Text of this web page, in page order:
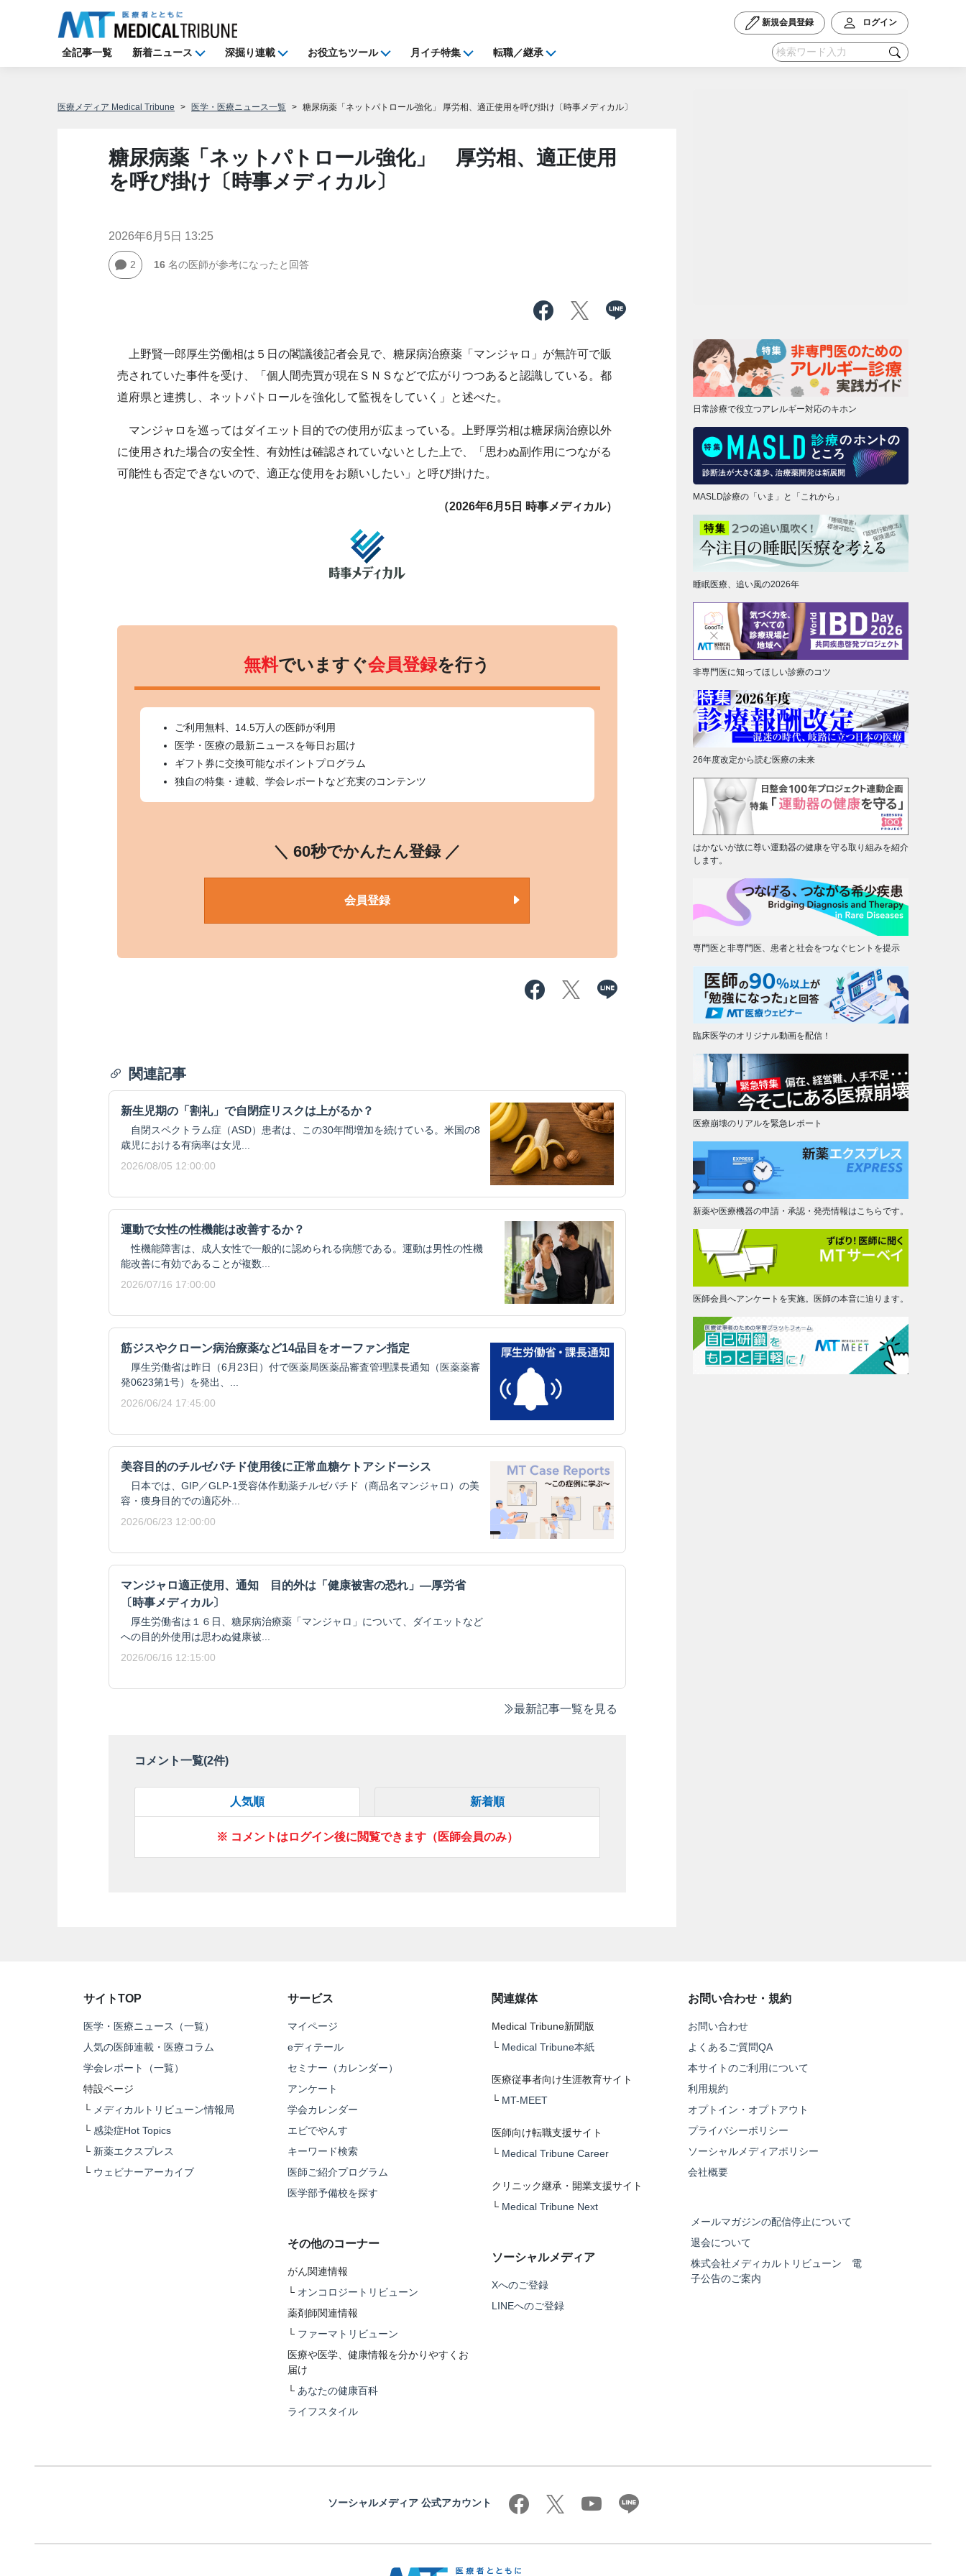
新規会員登録 ログイン
全記事一覧 新着ニュース 深掘り連載 お役立ちツール 月イチ特集 転職／継承
医療メディア Medical Tribune 医学・医療ニュース一覧 糖尿病薬「ネットパトロール強化」 厚労相、適正使用を呼び掛け〔時事メディカル〕
糖尿病薬「ネットパトロール強化」 厚労相、適正使用
を呼び掛け〔時事メディカル〕
2026年6月5日 13:25
2 16名の医師が参考になったと回答
上野賢一郎厚生労働相は５日の閣議後記者会見で、糖尿病治療薬「マンジャロ」が無許可で販
売されていた事件を受け、「個人間売買が現在ＳＮＳなどで広がりつつあると認識している。都
道府県と連携し、ネットパトロールを強化して監視をしていく」と述べた。
マンジャロを巡ってはダイエット目的での使用が広まっている。上野厚労相は糖尿病治療以外
に使用された場合の安全性、有効性は確認されていないとした上で、「思わぬ副作用につながる
可能性も否定できないので、適正な使用をお願いしたい」と呼び掛けた。
（2026年6月5日 時事メディカル）
無料でいますぐ会員登録を行う
ご利用無料、14.5万人の医師が利用
医学・医療の最新ニュースを毎日お届け
ギフト券に交換可能なポイントプログラム
独自の特集・連載、学会レポートなど充実のコンテンツ
＼ 60秒でかんたん登録 ／
会員登録
関連記事
新生児期の「割礼」で自閉症リスクは上がるか？
自閉スペクトラム症（ASD）患者は、この30年間増加を続けている。米国の8
歳児における有病率は女児...
2026/08/05 12:00:00
運動で女性の性機能は改善するか？
性機能障害は、成人女性で一般的に認められる病態である。運動は男性の性機
能改善に有効であることが複数...
2026/07/16 17:00:00
筋ジスやクローン病治療薬など14品目をオーファン指定
厚生労働省は昨日（6月23日）付で医薬局医薬品審査管理課長通知（医薬薬審
発0623第1号）を発出、...
2026/06/24 17:45:00
美容目的のチルゼパチド使用後に正常血糖ケトアシドーシス
日本では、GIP／GLP-1受容体作動薬チルゼパチド（商品名マンジャロ）の美
容・痩身目的での適応外...
2026/06/23 12:00:00
マンジャロ適正使用、通知 目的外は「健康被害の恐れ」―厚労省
〔時事メディカル〕
厚生労働省は１６日、糖尿病治療薬「マンジャロ」について、ダイエットなど
への目的外使用は思わぬ健康被...
2026/06/16 12:15:00
最新記事一覧を見る
コメント一覧(2件)
人気順 新着順
※ コメントはログイン後に閲覧できます（医師会員のみ）
日常診療で役立つアレルギー対応のキホン
MASLD診療の「いま」と「これから」
睡眠医療、追い風の2026年
非専門医に知ってほしい診療のコツ
26年度改定から読む医療の未来
はかないが故に尊い運動器の健康を守る取り組みを紹介
します。
専門医と非専門医、患者と社会をつなぐヒントを提示
臨床医学のオリジナル動画を配信！
医療崩壊のリアルを緊急レポート
新薬や医療機器の申請・承認・発売情報はこちらです。
医師会員へアンケートを実施。医師の本音に迫ります。
サイトTOP
医学・医療ニュース（一覧）
人気の医師連載・医療コラム
学会レポート（一覧）
特設ページ
└ メディカルトリビューン情報局
└ 感染症Hot Topics
└ 新薬エクスプレス
└ ウェビナーアーカイブ
サービス
マイページ
eディテール
セミナー（カレンダー）
アンケート
学会カレンダー
エビでやんす
キーワード検索
医師ご紹介プログラム
医学部予備校を探す
その他のコーナー
がん関連情報
└ オンコロジートリビューン
薬剤師関連情報
└ ファーマトリビューン
医療や医学、健康情報を分かりやすくお
届け
└ あなたの健康百科
ライフスタイル
関連媒体
Medical Tribune新聞版
└ Medical Tribune本紙
医療従事者向け生涯教育サイト
└ MT-MEET
医師向け転職支援サイト
└ Medical Tribune Career
クリニック継承・開業支援サイト
└ Medical Tribune Next
ソーシャルメディア
Xへのご登録
LINEへのご登録
お問い合わせ・規約
お問い合わせ
よくあるご質問QA
本サイトのご利用について
利用規約
オプトイン・オプトアウト
プライバシーポリシー
ソーシャルメディアポリシー
会社概要
メールマガジンの配信停止について
退会について
株式会社メディカルトリビューン 電
子公告のご案内
ソーシャルメディア 公式アカウント